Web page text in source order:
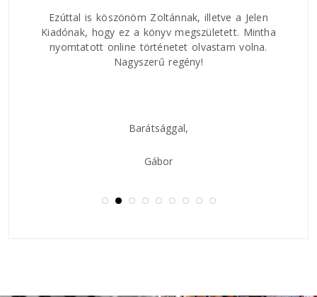
Ezúttal is köszönöm Zoltánnak, illetve a Jelen
Kiadónak, hogy ez a könyv megszületett. Mintha
nyomtatott online történetet olvastam volna.
Nagyszerű regény!
Barátsággal,
Gábor